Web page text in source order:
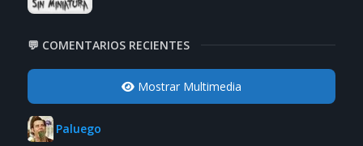
💬 COMENTARIOS RECIENTES
Mostrar Multimedia
Paluego